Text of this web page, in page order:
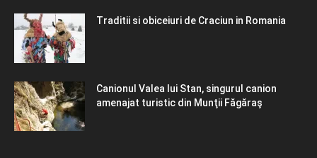
Traditii si obiceiuri de Craciun in Romania
Canionul Valea lui Stan, singurul canion
amenajat turistic din Munţii Făgăraş